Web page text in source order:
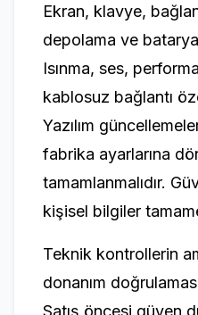
Ekran, klavye,
depolama ve
Isınma, ses,
kablosuz bağlantı
Yazılım
fabrika ayarlarına
tamamlanmalıdır.
kişisel bilgiler
Teknik kontrollerin
donanım
Satış öncesi güven